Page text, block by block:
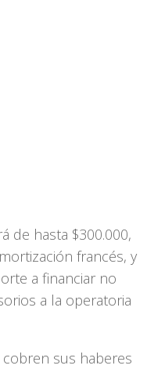
de hasta $300.000,
francés, y
a financiar no
a la operatoria
cobren sus haberes